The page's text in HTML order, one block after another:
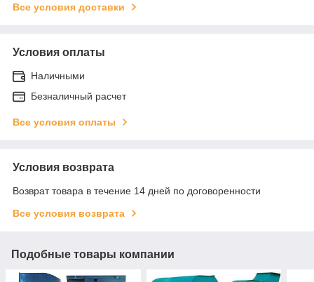
Все условия доставки
Условия оплаты
Наличными
Безналичный расчет
Все условия оплаты
Условия возврата
Возврат товара в течение 14 дней по договоренности
Все условия возврата
Подобные товары компании